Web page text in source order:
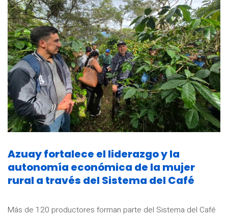
Azuay fortalece el liderazgo y la
autonomía económica de la mujer
rural a través del Sistema del Café
Más de 120 productores forman parte del Sistema del Café